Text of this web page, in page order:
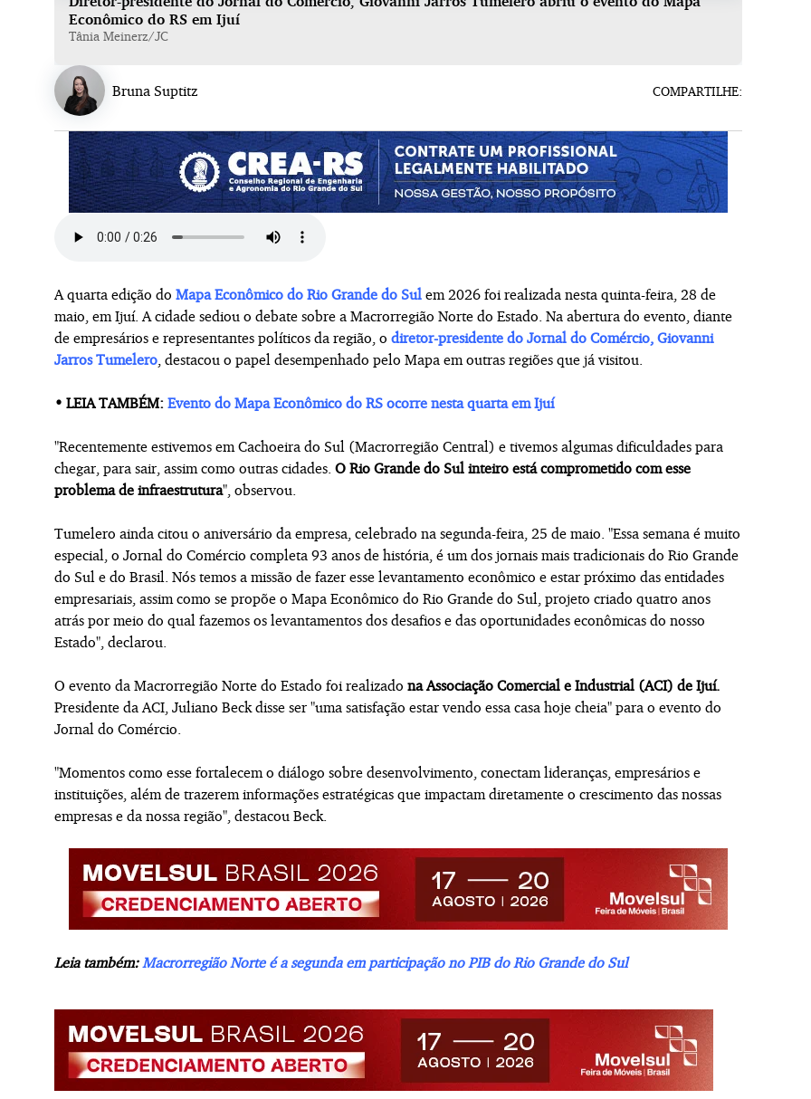
Econômico do RS em Ijuí
Tânia Meinerz/JC
COMPARTILHE:
Bruna Suptitz
A quarta edição do Mapa Econômico do Rio Grande do Sul em 2026 foi realizada nesta quinta-feira, 28 de
maio, em Ijuí. A cidade sediou o debate sobre a Macrorregião Norte do Estado. Na abertura do evento, diante
de empresários e representantes políticos da região, o diretor-presidente do Jornal do Comércio, Giovanni
Jarros Tumelero, destacou o papel desempenhado pelo Mapa em outras regiões que já visitou.
• LEIA TAMBÉM: Evento do Mapa Econômico do RS ocorre nesta quarta em Ijuí
"Recentemente estivemos em Cachoeira do Sul (Macrorregião Central) e tivemos algumas dificuldades para
chegar, para sair, assim como outras cidades. O Rio Grande do Sul inteiro está comprometido com esse
problema de infraestrutura", observou.
Tumelero ainda citou o aniversário da empresa, celebrado na segunda-feira, 25 de maio. "Essa semana é muito
especial, o Jornal do Comércio completa 93 anos de história, é um dos jornais mais tradicionais do Rio Grande
do Sul e do Brasil. Nós temos a missão de fazer esse levantamento econômico e estar próximo das entidades
empresariais, assim como se propõe o Mapa Econômico do Rio Grande do Sul, projeto criado quatro anos
atrás por meio do qual fazemos os levantamentos dos desafios e das oportunidades econômicas do nosso
Estado", declarou.
O evento da Macrorregião Norte do Estado foi realizado na Associação Comercial e Industrial (ACI) de Ijuí.
Presidente da ACI, Juliano Beck disse ser "uma satisfação estar vendo essa casa hoje cheia" para o evento do
Jornal do Comércio.
"Momentos como esse fortalecem o diálogo sobre desenvolvimento, conectam lideranças, empresários e
instituições, além de trazerem informações estratégicas que impactam diretamente o crescimento das nossas
empresas e da nossa região", destacou Beck.
Leia também:Macrorregião Norte é a segunda em participação no PIB do Rio Grande do Sul